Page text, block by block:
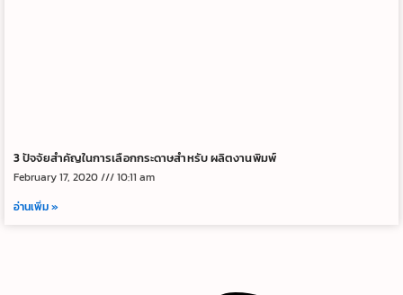
3 ปัจจัยสำคัญในการเลือกกระดาษสำหรับ ผลิตงานพิมพ์
February 17, 2020
10:11 am
อ่านเพิ่ม »